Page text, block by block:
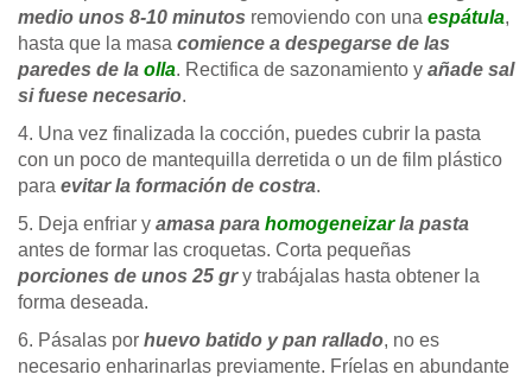
medio unos 8-10 minutos removiendo con una espátula,
hasta que la masa comience a despegarse de las
paredes de la olla. Rectifica de sazonamiento y añade sal
si fuese necesario.
4. Una vez finalizada la cocción, puedes cubrir la pasta
con un poco de mantequilla derretida o un de film plástico
para evitar la formación de costra.
5. Deja enfriar y amasa para homogeneizarla pasta
antes de formar las croquetas. Corta pequeñas
porciones de unos 25 gry trabájalas hasta obtener la
forma deseada.
6. Pásalas por huevo batido y pan rallado, no es
necesario enharinarlas previamente. Fríelas en abundante